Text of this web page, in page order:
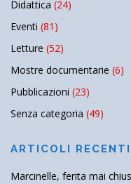
Didattica (24)
Eventi (81)
Letture (52)
Mostre documentarie (6)
Pubblicazioni (23)
Senza categoria (49)
ARTICOLI RECENTI
Marcinelle, ferita mai